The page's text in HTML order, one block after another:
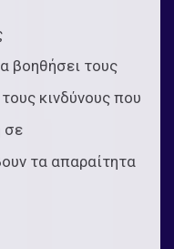
βοηθήσει τους
κινδύνους που
σε
τα απαραίτητα